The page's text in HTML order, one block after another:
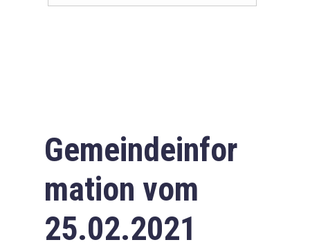
Downloads
Impressum
Datenschutzerklärung
Gemeindeinfor
mation vom
25.02.2021